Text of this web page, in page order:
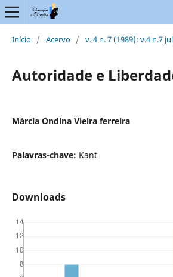
Início / Acervo / v. 4 n. 7 (1989): v.4 n.7
Autoridade e
Márcia Ondina Vieira ferreira
Palavras-chave: Kant
Downloads